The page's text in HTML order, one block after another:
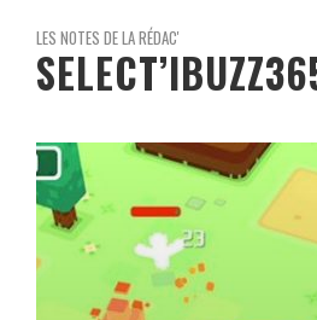
LES NOTES DE LA RÉDAC'